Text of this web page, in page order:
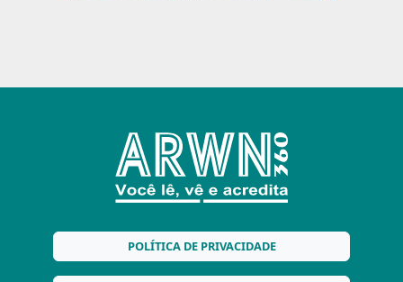
POLÍTICA DE PRIVACIDADE